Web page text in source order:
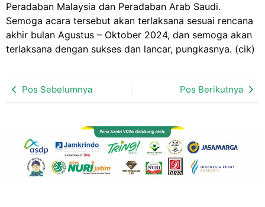
Peradaban Malaysia dan Peradaban Arab Saudi.
Semoga acara tersebut akan terlaksana sesuai rencana
akhir bulan Agustus – Oktober 2024, dan semoga akan
terlaksana dengan sukses dan lancar, pungkasnya. (cik)
Pos Sebelumnya Pos Berikutnya